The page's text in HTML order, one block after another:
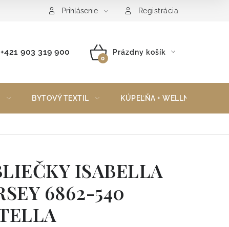
Reklamačný poriadok Vrátenie tovaru
Prihlásenie Registrácia
+421 903 319 900
NÁKUPNÝ
Prázdny košík
BYTOVÝ TEXTIL KÚPEĽŇA + WELLNESS
ISABELLA
6862-540